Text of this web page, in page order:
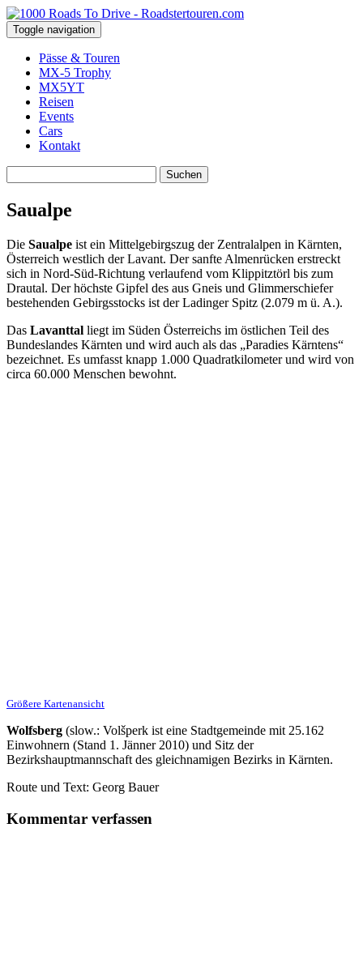
Toggle navigation
Pässe & Touren
MX-5 Trophy
MX5YT
Reisen
Events
Cars
Kontakt
nach:
Saualpe
Die Saualpe ist ein Mittelgebirgszug der Zentralalpen in Kärnten,
Österreich westlich der Lavant. Der sanfte Almenrücken erstreckt
sich in Nord-Süd-Richtung verlaufend vom Klippitztörl bis zum
Drautal. Der höchste Gipfel des aus Gneis und Glimmerschiefer
bestehenden Gebirgsstocks ist der Ladinger Spitz (2.079 m ü. A.).
Das Lavanttal liegt im Süden Österreichs im östlichen Teil des
Bundeslandes Kärnten und wird auch als das „Paradies Kärntens“
bezeichnet. Es umfasst knapp 1.000 Quadratkilometer und wird von
circa 60.000 Menschen bewohnt.
Größere Kartenansicht
Wolfsberg (slow.: Volšperk ist eine Stadtgemeinde mit 25.162
Einwohnern (Stand 1. Jänner 2010) und Sitz der
Bezirkshauptmannschaft des gleichnamigen Bezirks in Kärnten.
Route und Text: Georg Bauer
Kommentar verfassen